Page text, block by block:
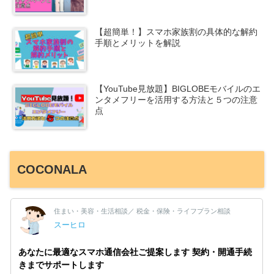
【超簡単！】スマホ家族割の具体的な解約
手順とメリットを解説
【YouTube見放題】BIGLOBEモバイルのエ
ンタメフリーを活用する方法と５つの注意
点
COCONALA